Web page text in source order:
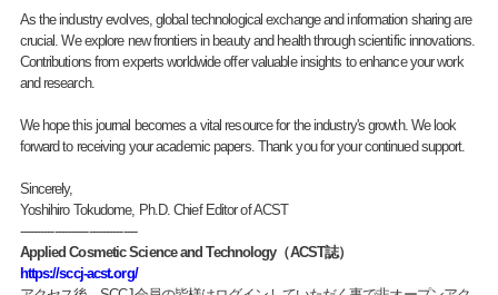
As the industry evolves, global technological exchange and information sharing are
crucial. We explore new frontiers in beauty and health through scientific innovations.
Contributions from experts worldwide offer valuable insights to enhance your work
and research.
We hope this journal becomes a vital resource for the industry's growth. We look
forward to receiving your academic papers. Thank you for your continued support.
Sincerely,
Yoshihiro Tokudome, Ph.D. Chief Editor of ACST
----------------------------------
Applied Cosmetic Science and Technology（ACST誌）
https://sccj-acst.org/